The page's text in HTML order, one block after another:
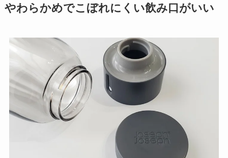
やわらかめでこぼれにくい飲み口がいい